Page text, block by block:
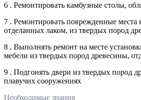
6 . Ремонтировать камбузные столы,
7 . Ремонтировать поврежденные места
отделанных лаком, из твердых пород
8 . Выполнять ремонт на месте
мебели из твердых пород древесины,
9 . Подгонять двери из твердых пород
плавучих сооружениях
Необходимые знания